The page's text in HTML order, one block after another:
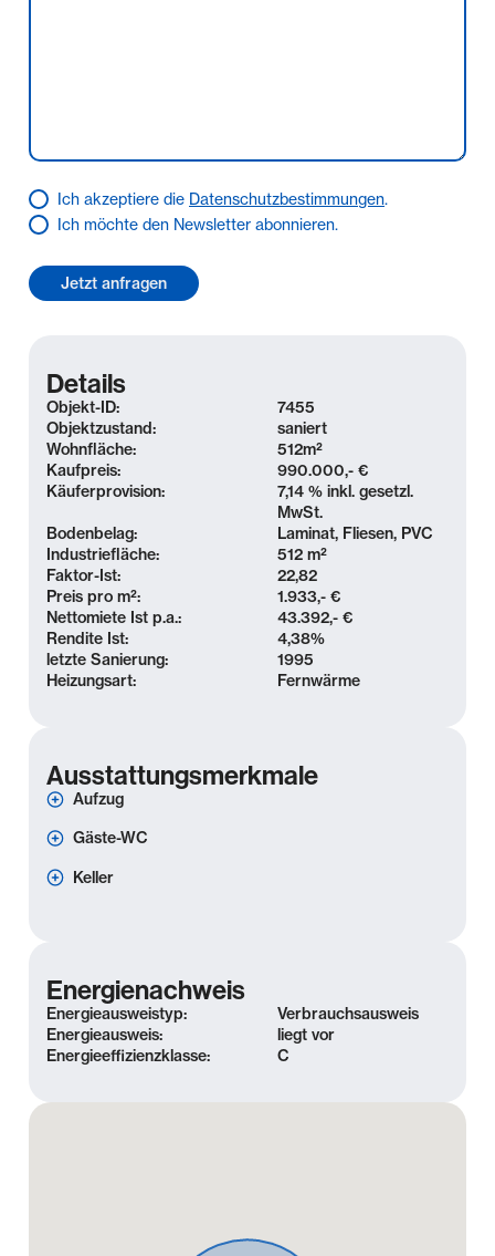
Verkäufer provisionspflichtig tätig zu werden.
Ich akzeptiere die Datenschutzbestimmungen.
Ich möchte den Newsletter abonnieren.
Details
Objekt-ID:
7455
Objektzustand:
saniert
Wohnfläche:
512m²
Kaufpreis:
990.000,- €
Käuferprovision:
7,14 % inkl. gesetzl.
MwSt.
Bodenbelag:
Laminat, Fliesen, PVC
Industriefläche:
512 m²
Faktor-Ist:
22,82
Preis pro m²:
1.933,- €
Nettomiete Ist p.a.:
43.392,- €
Rendite Ist:
4,38%
letzte Sanierung:
1995
Heizungsart:
Fernwärme
Ausstattungsmerkmale
Aufzug
Gäste-WC
Keller
Energienachweis
Energieausweistyp:
Verbrauchsausweis
Energieausweis:
liegt vor
Energieeffizienzklasse:
C